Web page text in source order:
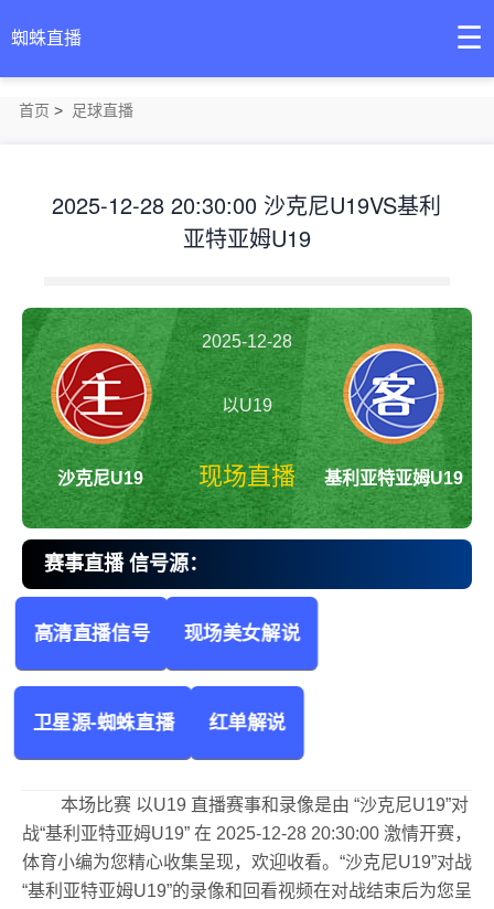
蜘蛛直播 ☰
首页 > 足球直播
2025-12-28 20:30:00 沙克尼U19VS基利
亚特亚姆U19
沙克尼U19
2025-12-28
20:30:00
以U19
现场直播 基利亚特亚姆U19
沙克尼U19vs基利亚特亚姆U19 以U19
赛事直播 信号源：
高清直播信号 现场美女解说
卫星源-蜘蛛直播 红单解说
本场比赛 以U19 直播赛事和录像是由 “沙克尼U19”对
战“基利亚特亚姆U19” 在 2025-12-28 20:30:00 激情开赛，
体育小编为您精心收集呈现，欢迎收看。“沙克尼U19”对战
“基利亚特亚姆U19”的录像和回看视频在对战结束后为您呈